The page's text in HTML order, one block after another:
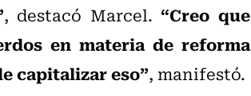
, destacó Marcel. “Creo que
en materia de reforma
capitalizar eso”, manifestó.